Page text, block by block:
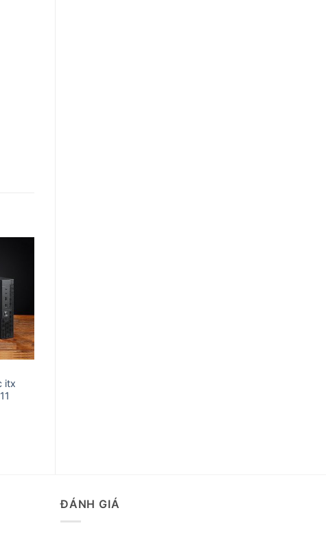
to
wishlist
itx
ĐÁNH GIÁ